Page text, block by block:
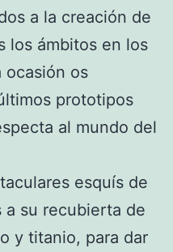
a la creación de
los ámbitos en los
ocasión os
prototipos
al mundo del
esquís de
a su recubierta de
y titanio, para dar